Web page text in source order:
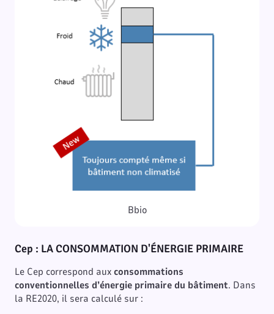
Bbio
Cep : LA CONSOMMATION D'ÉNERGIE PRIMAIRE
Le Cep correspond auxconsommations
conventionnelles d’énergie primaire du bâtiment. Dans
la RE2020, il sera calculé sur :